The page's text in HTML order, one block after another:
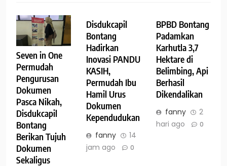
Seven in One
Permudah
Pengurusan
Dokumen
Pasca Nikah,
Disdukcapil
Bontang
Berikan Tujuh
Dokumen
Sekaligus
Disdukcapil
Bontang
Hadirkan
Inovasi PANDU
KASIH,
Permudah Ibu
Hamil Urus
Dokumen
Kependudukan
fanny
14
jam ago
0
BPBD Bontang
Padamkan
Karhutla 3,7
Hektare di
Belimbing, Api
Berhasil
Dikendalikan
fanny
2
hari ago
0